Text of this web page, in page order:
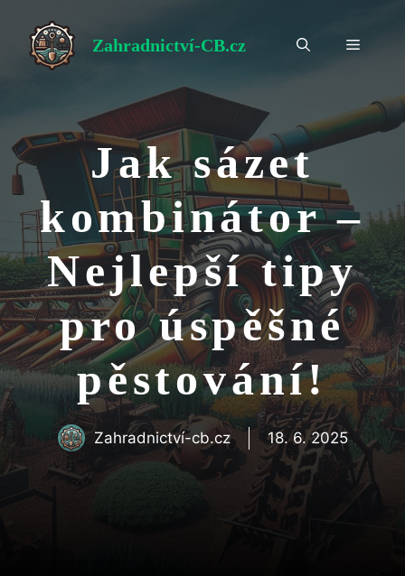
obsah
Zahradnictví-CB.cz Menu
Jak sázet
kombinátor –
Nejlepší tipy
pro úspěšné
pěstování!
Zahradnictví-cb.cz 18. 6. 2025